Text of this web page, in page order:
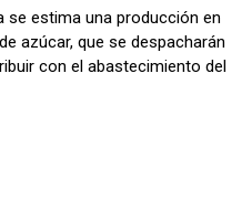
se estima una producción en
azúcar, que se despacharán
con el abastecimiento del